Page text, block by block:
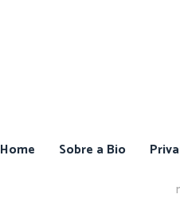
Home Sobre a Bio